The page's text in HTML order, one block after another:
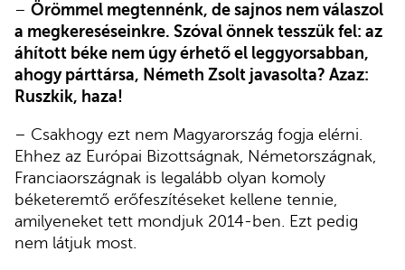
– Örömmel megtennénk, de sajnos nem válaszol
a megkereséseinkre. Szóval önnek tesszük fel: az
áhított béke nem úgy érhető el leggyorsabban,
ahogy párttársa, Németh Zsolt javasolta? Azaz:
Ruszkik, haza!
– Csakhogy ezt nem Magyarország fogja elérni.
Ehhez az Európai Bizottságnak, Németországnak,
Franciaországnak is legalább olyan komoly
béketeremtő erőfeszítéseket kellene tennie,
amilyeneket tett mondjuk 2014-ben. Ezt pedig
nem látjuk most.